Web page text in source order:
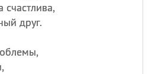
счастлива,
друг.